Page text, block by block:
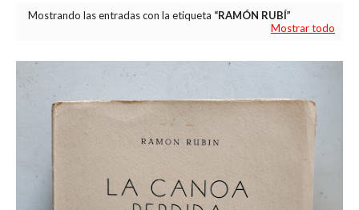
Mostrando las entradas con la etiqueta
RAMÓN RUBÍ
Mostrar todo